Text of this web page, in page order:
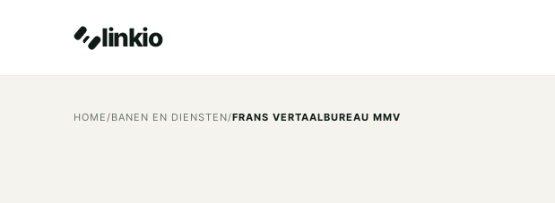
linkio
HOME/BANEN EN DIENSTEN/FRANS VERTAALBUREAU MMV